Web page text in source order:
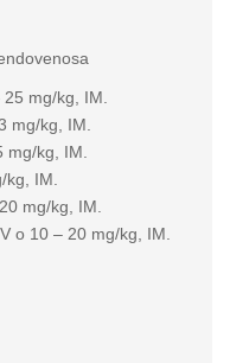
mg/kg, IM.
mg/kg, IM.
kg, IM.
IM.
mg/kg, IM.
o 10 – 20 mg/kg, IM.